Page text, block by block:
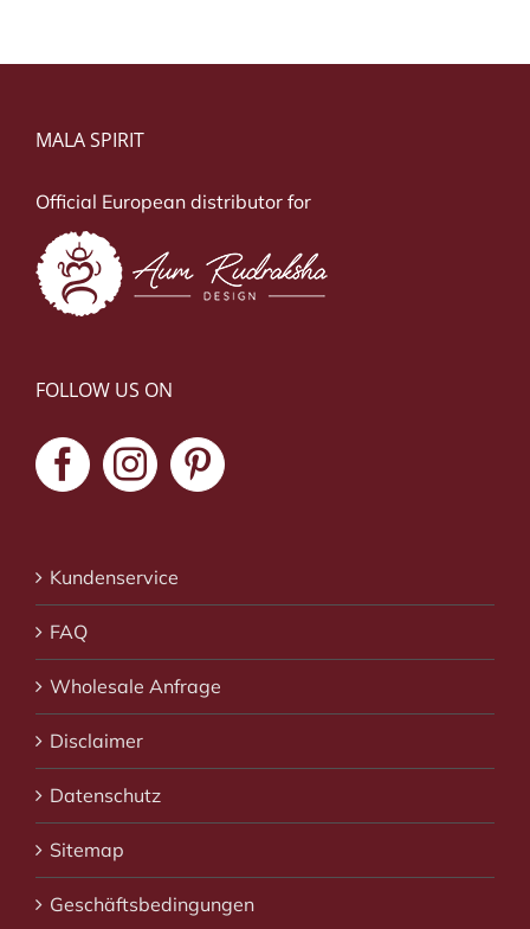
MALA SPIRIT
Official European distributor for
FOLLOW US ON
Kundenservice
FAQ
Wholesale Anfrage
Disclaimer
Datenschutz
Sitemap
Geschäftsbedingungen